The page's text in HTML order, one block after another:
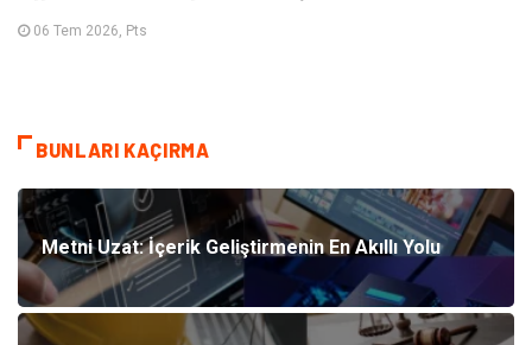
06 Tem 2026, Pts
BUNLARI KAÇIRMA
Metni Uzat: İçerik Geliştirmenin En Akıllı Yolu